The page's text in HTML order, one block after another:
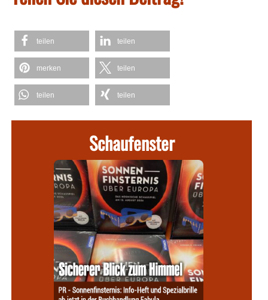
teilen teilen
merken teilen
teilen teilen
Schaufenster